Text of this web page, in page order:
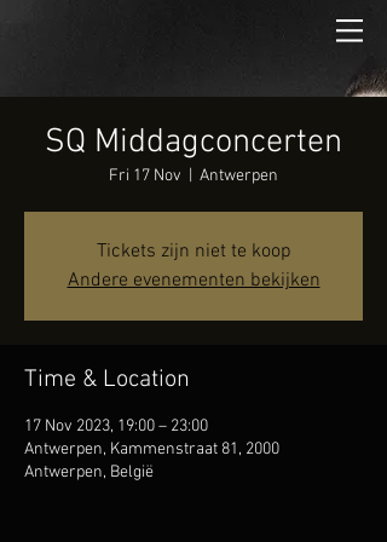
SQ Middagconcerten
Fri 17 Nov Antwerpen
Tickets zijn niet te koop
Andere evenementen bekijken
Time & Location
17 Nov 2023, 19:00 – 23:00
Antwerpen, Kammenstraat 81, 2000
Antwerpen, België